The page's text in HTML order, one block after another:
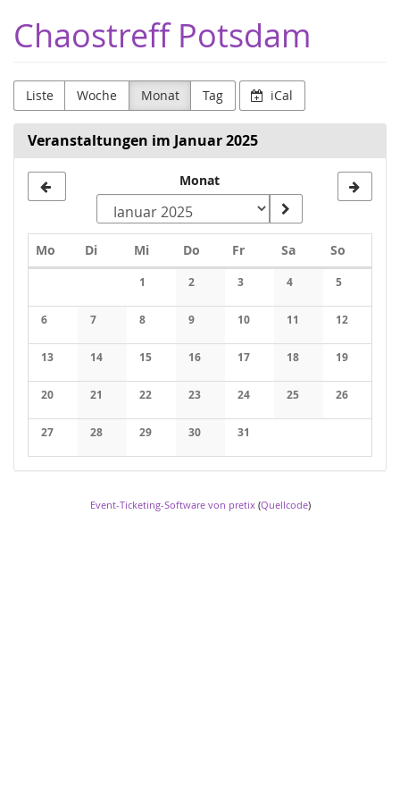
Haupt-
Inhalt
Chaostreff Potsdam
Liste Woche Monat Tag iCal
Veranstaltungen im Januar 2025
zur
Anzeige
auswählen
Monat
Mo Montag
DiDienstag
MiMittwoch
Do Donnerstag
FrFreitagSaSamstag
So
1 2 3 4 5
6 7 8 9 10 11 12
13 14 15 16 17 18 19
20 21 22 23 24 25 26
27 28 29 30 31
Event-Ticketing-Software von pretix(Quellcode)